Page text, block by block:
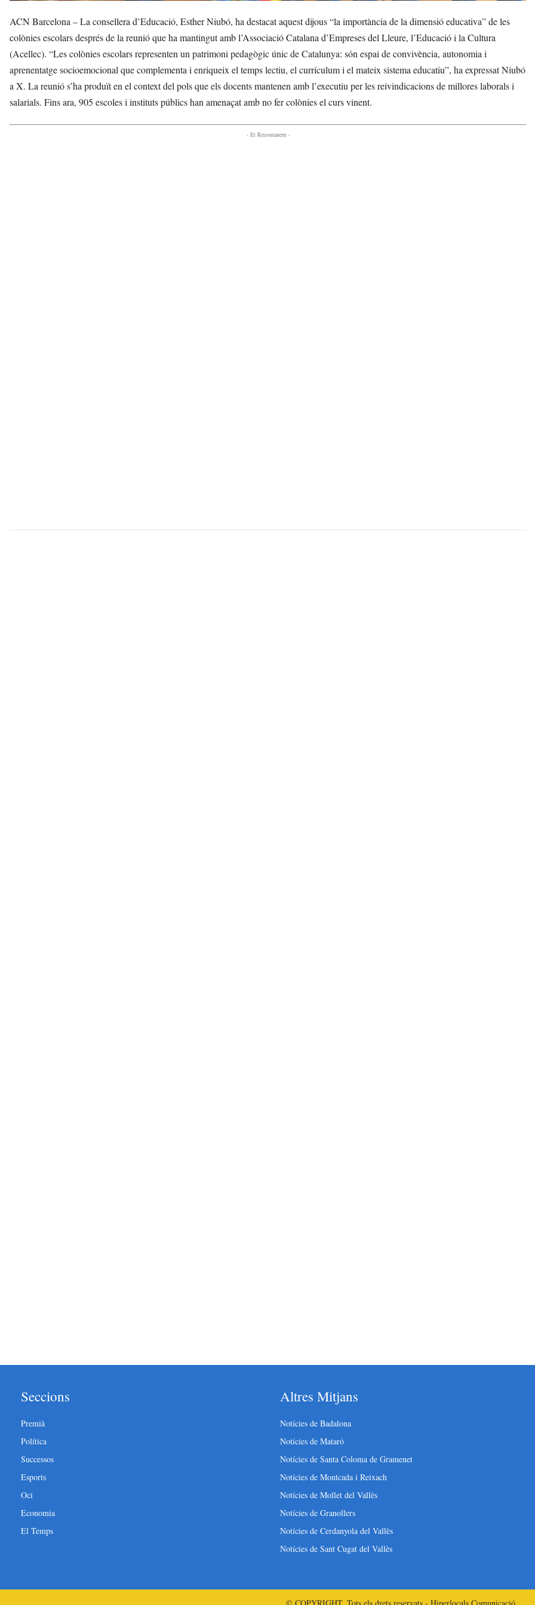
ACN Barcelona – La consellera d’Educació, Esther Niubó, ha destacat aquest dijous “la importància de la dimensió educativa” de les
colònies escolars després de la reunió que ha mantingut amb l’Associació Catalana d’Empreses del Lleure, l’Educació i la Cultura
(Acellec). “Les colònies escolars representen un patrimoni pedagògic únic de Catalunya: són espai de convivència, autonomia i
aprenentatge socioemocional que complementa i enriqueix el temps lectiu, el currículum i el mateix sistema educatiu”, ha expressat Niubó
a X. La reunió s’ha produït en el context del pols que els docents mantenen amb l’executiu per les reivindicacions de millores laborals i
salarials. Fins ara, 905 escoles i instituts públics han amenaçat amb no fer colònies el curs vinent.
- Et Recomanem -
Seccions
Premià
Política
Successos
Esports
Oci
Economia
El Temps
Altres Mitjans
Notícies de Badalona
Notícies de Mataró
Notícies de Santa Coloma de Gramenet
Notícies de Montcada i Reixach
Notícies de Mollet del Vallès
Notícies de Granollers
Notícies de Cerdanyola del Vallès
Notícies de Sant Cugat del Vallès